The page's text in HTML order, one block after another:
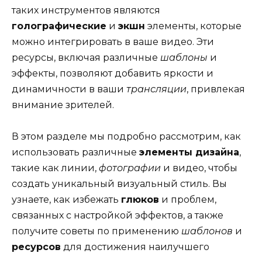
таких инструментов являются
голографические и экшн элементы, которые
можно интегрировать в ваше видео. Эти
ресурсы, включая различные шаблоны и
эффекты, позволяют добавить яркости и
динамичности в ваши трансляции, привлекая
внимание зрителей.
В этом разделе мы подробно рассмотрим, как
использовать различные элементы дизайна,
такие как линии, фотографии и видео, чтобы
создать уникальный визуальный стиль. Вы
узнаете, как избежать глюков и проблем,
связанных с настройкой эффектов, а также
получите советы по применению шаблонов и
ресурсов для достижения наилучшего